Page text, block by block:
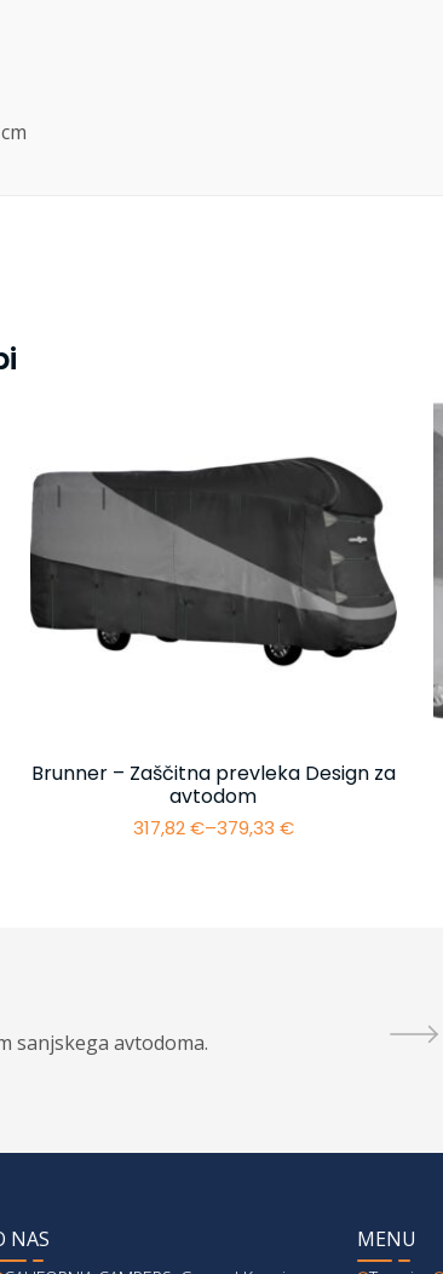
Brunner – Zaščitna prevleka Design za
avtodom
317,82€–379,33 €
Cenovni
sanjskega avtodoma.
NAS MENU